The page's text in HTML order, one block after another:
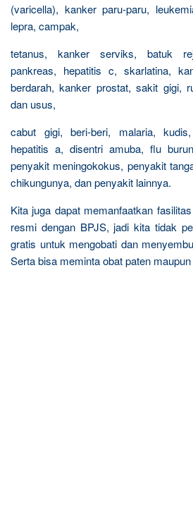
(varicella), kanker paru-paru,
lepra, campak,
tetanus, kanker serviks, batuk
pankreas, hepatitis c, skarlatina,
berdarah, kanker prostat, sakit gigi,
dan usus,
cabut gigi, beri-beri, malaria,
hepatitis a, disentri amuba, flu
penyakit meningokokus, penyakit
chikungunya, dan penyakit lainnya.
Kita juga dapat memanfaatkan
resmi dengan BPJS, jadi kita tidak
gratis untuk mengobati dan
Serta bisa meminta obat paten